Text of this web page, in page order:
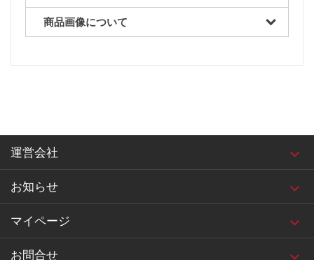
商品画像について
運営会社
お知らせ
マイページ
お問合せ